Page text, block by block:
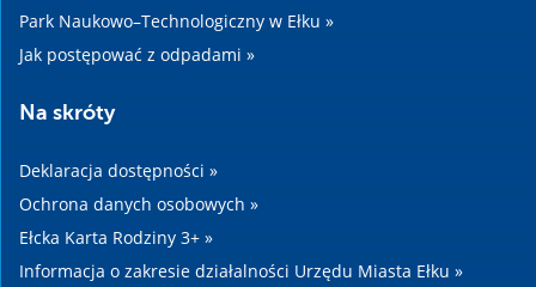
Park Naukowo–Technologiczny w Ełku »
Jak postępować z odpadami »
Na skróty
Deklaracja dostępności »
Ochrona danych osobowych »
Ełcka Karta Rodziny 3+ »
Informacja o zakresie działalności Urzędu Miasta Ełku »